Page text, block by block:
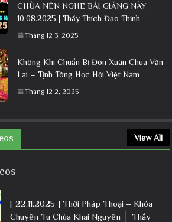
CHÙA NÊN NGHE BÀI GIẢNG NÀY
10.08.2025 | Thầy Thích Đạo Thịnh
Tháng 12 3, 2025
Không Khí Chuẩn Bị Đón Xuân Chùa Văn
Lai – Tịnh Tông Học Hội Việt Nam
Tháng 12 2, 2025
View All
[ 22.11.2025 ] Thời Pháp Thoại – Khóa
Chuyên Tu Chùa Khai Nguyên │ Thầy